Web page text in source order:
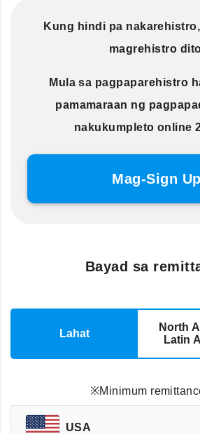
Kung hindi pa
magrehistro
Mula sa pagpaparehistro
pamamaraan ng
nakukumpleto online
Mag-Sign Up
Bayad sa
Lahat
North
Latin
※Minimum
USA